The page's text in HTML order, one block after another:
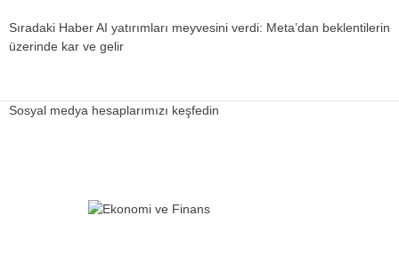
Sıradaki HaberAI yatırımları meyvesini verdi: Meta’dan beklentilerin
üzerinde kar ve gelir
Sosyal medya hesaplarımızı keşfedin